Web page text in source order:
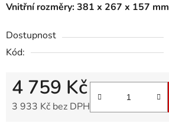
Vnitřní rozměry: 381 x 267 x 157 mm
Dostupnost
Kód:
4 759 Kč
3 933 Kč bez DPH